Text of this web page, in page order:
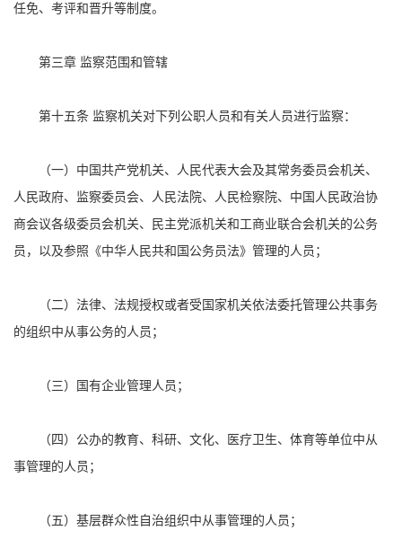
任免、考评和晋升等制度。
第三章 监察范围和管辖
第十五条 监察机关对下列公职人员和有关人员进行监察：
（一）中国共产党机关、人民代表大会及其常务委员会机关、
人民政府、监察委员会、人民法院、人民检察院、中国人民政治协
商会议各级委员会机关、民主党派机关和工商业联合会机关的公务
员，以及参照《中华人民共和国公务员法》管理的人员；
（二）法律、法规授权或者受国家机关依法委托管理公共事务
的组织中从事公务的人员；
（三）国有企业管理人员；
（四）公办的教育、科研、文化、医疗卫生、体育等单位中从
事管理的人员；
（五）基层群众性自治组织中从事管理的人员；